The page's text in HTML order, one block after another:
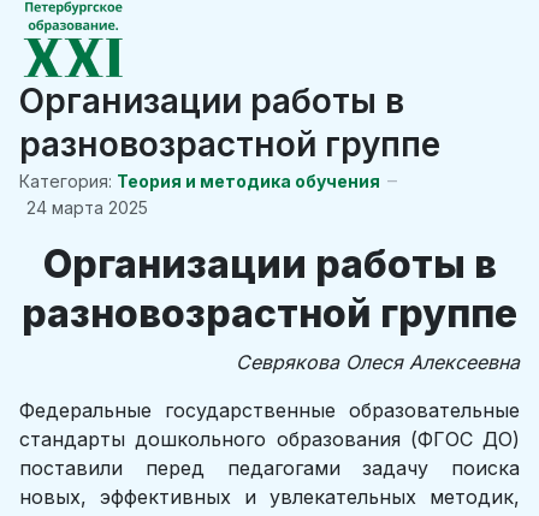
Организации работы в
разновозрастной группе
Категория: Теория и методика обучения
24 марта 2025
Организации работы в
разновозрастной группе
Севрякова Олеся Алексеевна
Федеральные государственные образовательные
стандарты дошкольного образования (ФГОС ДО)
поставили перед педагогами задачу поиска
новых, эффективных и увлекательных методик,